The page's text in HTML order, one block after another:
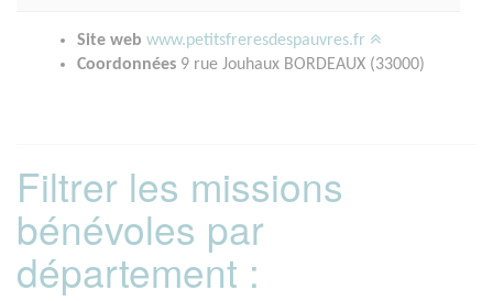
Site web www.petitsfreresdespauvres.fr
Coordonnées 9 rue Jouhaux BORDEAUX (33000)
Filtrer les missions
bénévoles par
département :